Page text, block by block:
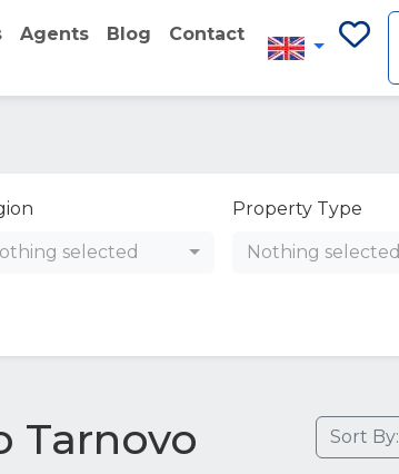
Agents Blog Contact
selected
Property Type
Nothing selected
Tarnovo
Sort By: